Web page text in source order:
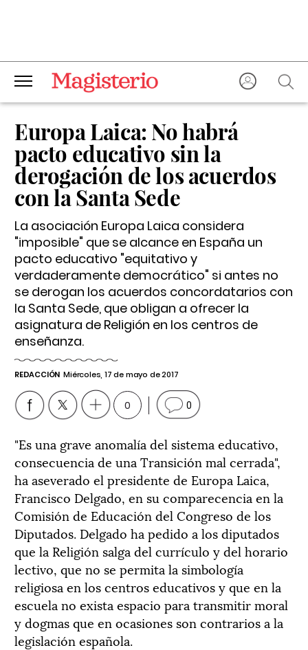
Europa Laica: No habrá
pacto educativo sin la
derogación de los acuerdos
con la Santa Sede
La asociación Europa Laica considera
"imposible" que se alcance en España un
pacto educativo "equitativo y
verdaderamente democrático" si antes no
se derogan los acuerdos concordatarios con
la Santa Sede, que obligan a ofrecer la
asignatura de Religión en los centros de
enseñanza.
REDACCIÓN Miércoles, 17 de mayo de 2017
0 0
"Es una grave anomalía del sistema educativo,
consecuencia de una Transición mal cerrada",
ha aseverado el presidente de Europa Laica,
Francisco Delgado, en su comparecencia en la
Comisión de Educación del Congreso de los
Diputados. Delgado ha pedido a los diputados
que la Religión salga del currículo y del horario
lectivo, que no se permita la simbología
religiosa en los centros educativos y que en la
escuela no exista espacio para transmitir moral
y dogmas que en ocasiones son contrarios a la
legislación española.